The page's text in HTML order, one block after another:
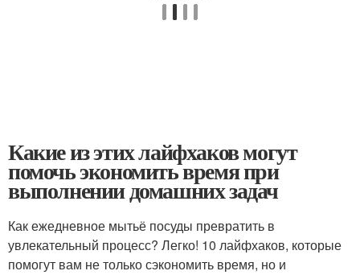
Какие из этих лайфхаков могут
помочь экономить время при
выполнении домашних задач
Как ежедневное мытьё посуды превратить в
увлекательный процесс? Легко! 10 лайфхаков, которые
помогут вам не только сэкономить время, но и